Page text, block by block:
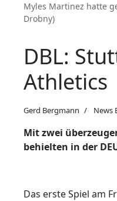
Myles Martinez hatte
Drobny)
DBL:
Athletics
Gerd Bergmann News
Mit zwei
behielten in der
Das erste Spiel am